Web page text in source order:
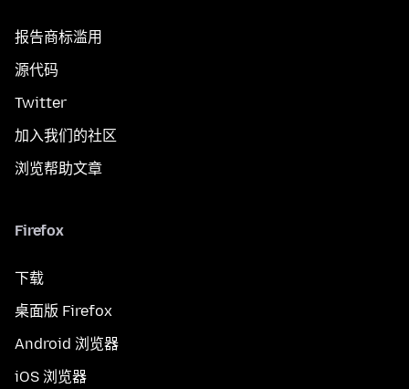
报告商标滥用
源代码
Twitter
加入我们的社区
浏览帮助文章
Firefox
下载
桌面版 Firefox
Android 浏览器
iOS 浏览器